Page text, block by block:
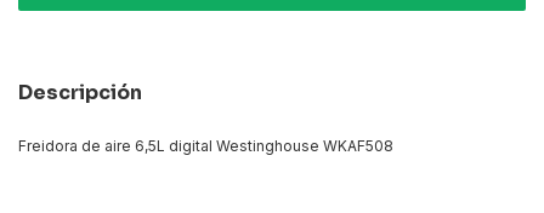
Descripción
Freidora de aire 6,5L digital Westinghouse WKAF508